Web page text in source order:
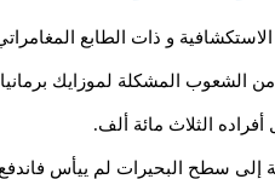
و ذات الطابع
الشعوب المشكلة لموزايك
الثلاث مائة ألف.
إلى سطح البحيرات لم ييأس